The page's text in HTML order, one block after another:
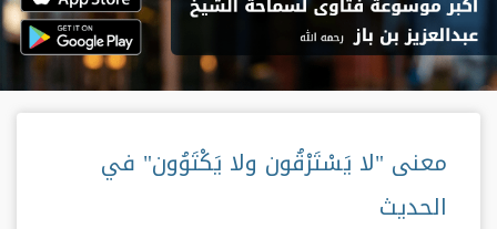
معنى "لا يَسْتَرْقُون ولا يَكْتَوُون" في
الحديث